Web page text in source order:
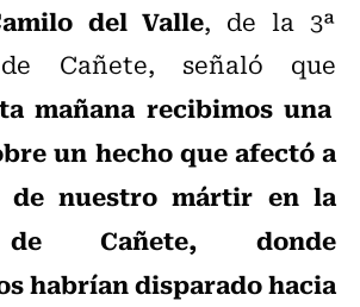
del Valle, de la 3ª
Cañete, señaló que
mañana recibimos una
un hecho que afectó a
nuestro mártir en la
Cañete, donde
habrían disparado hacia